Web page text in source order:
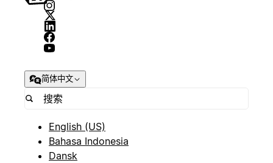
简体中文
English (US)
Bahasa Indonesia
Dansk